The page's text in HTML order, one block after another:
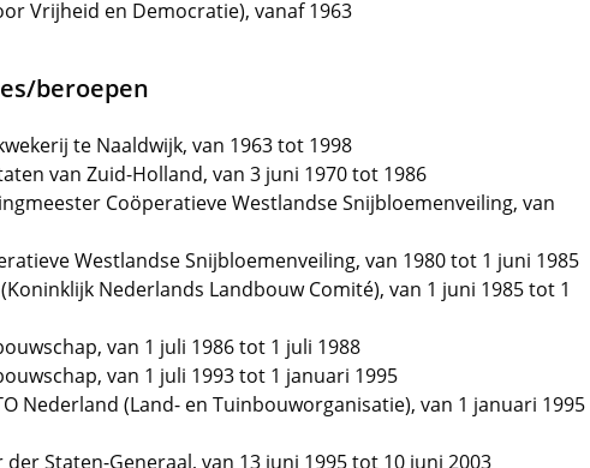
Vrijheid en Democratie), vanaf 1963
beroepen
te Naaldwijk, van 1963 tot 1998
van Zuid-Holland, van 3 juni 1970 tot 1986
Coöperatieve Westlandse Snijbloemenveiling, van
Westlandse Snijbloemenveiling, van 1980 tot 1 juni 1985
Nederlands Landbouw Comité), van 1 juni 1985 tot 1
van 1 juli 1986 tot 1 juli 1988
van 1 juli 1993 tot 1 januari 1995
Nederland (Land- en Tuinbouworganisatie), van 1 januari 1995
der Staten-Generaal, van 13 juni 1995 tot 10 juni 2003